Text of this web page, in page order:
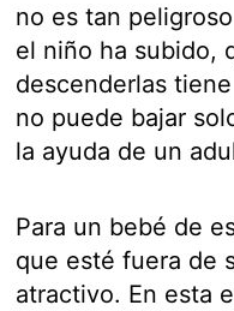
no es tan
el niño ha subido,
descenderlas
no puede bajar
la ayuda de un
Para un bebé de
que esté fuera de
atractivo. En esta